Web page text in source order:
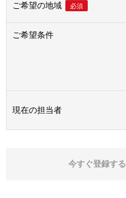
ご希望の地域 必須
ご希望条件
現在の担当者
今すぐ登録する